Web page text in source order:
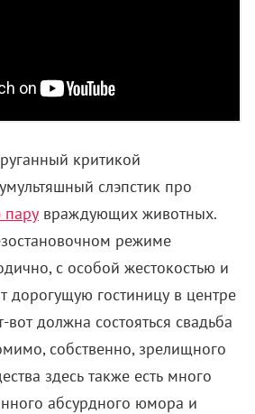
критикой
слэпстик про
враждующих животных.
режиме
с особой жестокостью и
дорогущую гостиницу в центре
должна состояться свадьба
собственно, зрелищного
здесь также есть много
абсурдного юмора и